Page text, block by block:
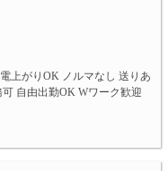
上がりOK ノルマなし 送りあ
自由出勤OK Wワーク歓迎